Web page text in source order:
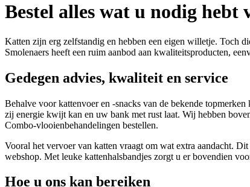
Bestel alles wat u nodig hebt
Katten zijn erg zelfstandig en hebben een eigen willetje. Toch
Smolenaers heeft een ruim aanbod aan kwaliteitsproducten,
Gedegen advies, kwaliteit en service
Behalve voor kattenvoer en -snacks van de bekende
zij energie kwijt kan en uw bank met rust laat. Wij hebben
Combo-vlooienbehandelingen bestellen.
Vooral het vervoer van katten vraagt om wat extra aandacht.
webshop. Met leuke kattenhalsbandjes zorgt u er bovendien
Hoe u ons kan bereiken